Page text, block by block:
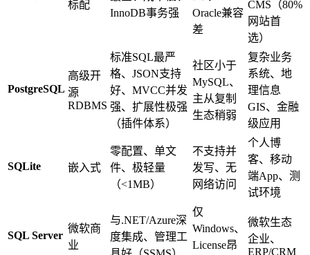
标配
InnoDB事务强
Oracle兼容
差
CMS（80%
网站首
选）
PostgreSQL
高级开
源
RDBMS
标准SQL最严
格、JSON支持
好、MVCC并发
强、扩展性极强
（插件体系）
社区小于
MySQL、
主从复制
生态稍弱
复杂业务
系统、地
理信息
GIS、金融
级应用
SQLite 嵌入式
零配置、单文
件、极轻量
（<1MB）
不支持并
发写、无
网络访问
个人博
客、移动
端App、测
试环境
SQL Server
微软商
业
与.NET/Azure深
度集成、管理工
仅
Windows、
License昂
微软生态
企业、
ERP/CRM